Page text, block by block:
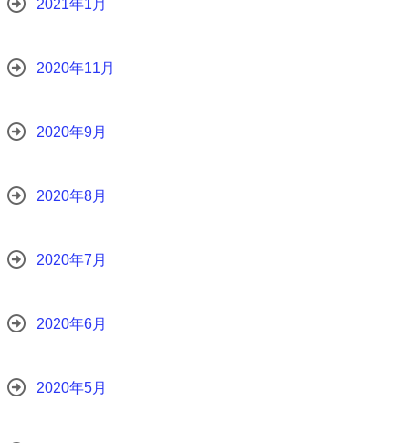
2021年1月
2020年11月
2020年9月
2020年8月
2020年7月
2020年6月
2020年5月